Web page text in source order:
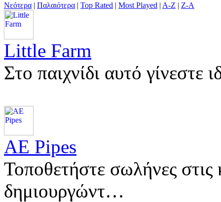
Νεότερα | Παλαιότερα | Top Rated | Most Played | A-Z | Z-A
Little Farm
Στο παιχνίδι αυτό
AE Pipes
Τοποθετήστε σωλήνες στις
δημιουργώντ…